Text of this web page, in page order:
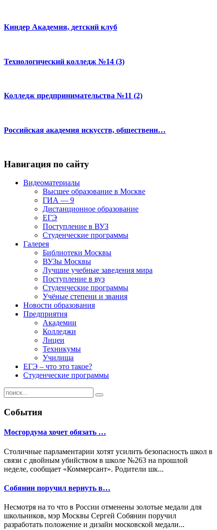
Киндер Академия, детский клуб
Технологический колледж №14 (3)
Колледж предпринимательства №11 (2)
Российская академия искусств, общественн…
Навигация по сайту
Видеоматериалы
Высшее образование в Москве
ГИА — 9
Дистанционное образование
ЕГЭ
Поступление в ВУЗ
Студенческие программы
Галерея
Библиотеки Москвы
ВУЗы Москвы
Лучшие учебные заведения мира
Поступление в вуз
Студенческие программы
Учёные степени и звания
Новости образования
Предприятия
Академии
Колледжи
Лицеи
Техникумы
Училища
ЕГЭ – что это такое?
Студенческие программы
События
Мосгордума хочет обязать …
Столичные парламентарии хотят усилить безопасность школ в
связи с двойным убийством в школе №263 на прошлой
неделе, сообщает «Коммерсант». Родители шк...
Собянин поручил вернуть в…
Несмотря на то что в России отменены золотые медали для
школьников, мэр Москвы Сергей Собянин поручил
разработать положение и дизайн московской медали...